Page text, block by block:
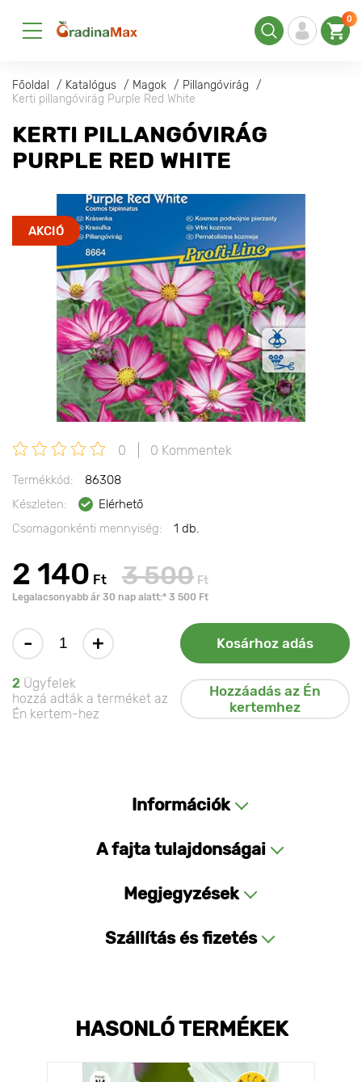
0
Főoldal Katalógus Magok
Pillangóvirág
Kerti pillangóvirág Purple Red White
KERTI PILLANGÓVIRÁG
PURPLE RED WHITE
AKCIÓ
0 0 Kommentek
Termékkód:
86308
Készleten:
Elérhető
Csomagonkénti mennyiség:
1 db.
2 140 Ft 3 500 Ft
Legalacsonyabb ár 30 nap alatt:* 3 500 Ft
- + Kosárhoz adás
2 Ügyfelek
hozzá adták a terméket az
Én kertem-hez
Hozzáadás az Én
kertemhez
Információk
A fajta tulajdonságai
Megjegyzések
Szállítás és fizetés
HASONLÓ TERMÉKEK